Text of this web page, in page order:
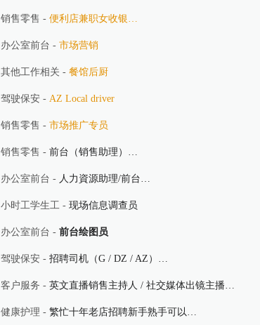
销售零售 - 便利店兼职女收银…
办公室前台 - 市场营销
其他工作相关 - 餐馆后厨
驾驶保安 - AZ Local driver
销售零售 - 市场推广专员
销售零售 - 前台（销售助理）…
办公室前台 - 人力資源助理/前台…
小时工学生工 - 现场信息调查员
办公室前台 - 前台绘图员
驾驶保安 - 招聘司机（G / DZ / AZ）…
客户服务 - 英文直播销售主持人 / 社交媒体出镜主播…
健康护理 - 繁忙十年老店招聘新手熟手可以…